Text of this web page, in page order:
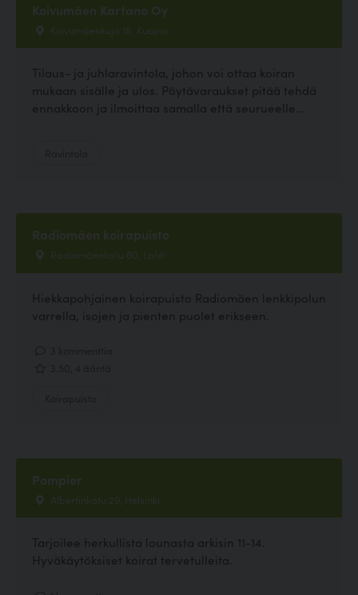
Koivumäen Kartano Oy
Koivumäenkuja 18, Kuopio
Tilaus- ja juhlaravintola, johon voi ottaa koiran
mukaan sisälle ja ulos. Pöytävaraukset pitää tehdä
ennakkoon ja ilmoittaa samalla että seurueelle...
Radiomäen koirapuisto
Radiomäenkatu 60, Lahti
Hiekkapohjainen koirapuisto Radiomäen lenkkipolun
varrella, isojen ja pienten puolet erikseen.
Pompier
Albertinkatu 29, Helsinki
Tarjoilee herkullista lounasta arkisin 11-14.
Hyväkäytöksiset koirat tervetulleita.